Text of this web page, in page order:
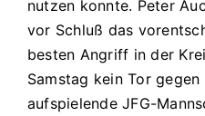
nutzen konnte. Peter
vor Schluß das
besten Angriff in der
Samstag kein Tor
aufspielende JFG-